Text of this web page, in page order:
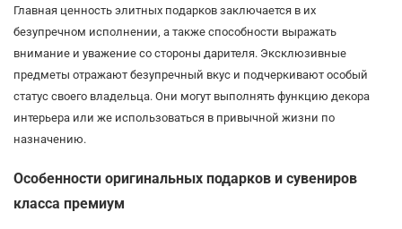
Главная ценность элитных подарков заключается в их
безупречном исполнении, а также способности выражать
внимание и уважение со стороны дарителя. Эксклюзивные
предметы отражают безупречный вкус и подчеркивают особый
статус своего владельца. Они могут выполнять функцию декора
интерьера или же использоваться в привычной жизни по
назначению.
Особенности оригинальных подарков и сувениров
класса премиум